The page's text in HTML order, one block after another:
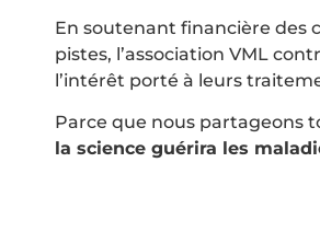
En soutenant financière des
pistes, l’association VML
l’intérêt porté à leurs
Parce que nous partageons
la science guérira les